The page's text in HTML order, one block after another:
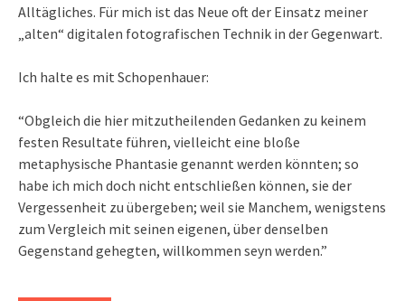
Alltägliches. Für mich ist das Neue oft der Einsatz meiner
„alten“ digitalen fotografischen Technik in der Gegenwart.
Ich halte es mit Schopenhauer:
“Obgleich die hier mitzutheilenden Gedanken zu keinem
festen Resultate führen, vielleicht eine bloße
metaphysische Phantasie genannt werden könnten; so
habe ich mich doch nicht entschließen können, sie der
Vergessenheit zu übergeben; weil sie Manchem, wenigstens
zum Vergleich mit seinen eigenen, über denselben
Gegenstand gehegten, willkommen seyn werden.”